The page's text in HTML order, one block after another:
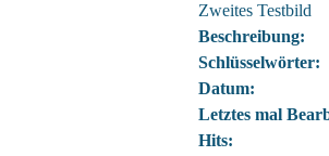
Zweites Testbild
Beschreibung:
Schlüsselwörter:
Datum:
Letztes mal
Hits: